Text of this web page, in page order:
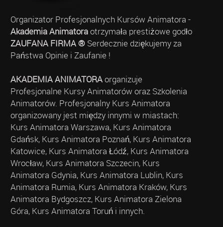
Organizator Profesjonalnych Kursów Animatora -
Akademia Animatoraotrzymała prestiżowe godło
ZAUFANA FIRMA ®Serdecznie dziękujemy za
Państwa Opinie i Zaufanie !
AKADEMIA ANIMATORAorganizuje
Profesjonalne Kursy Animatorów oraz Szkolenia
Animatorów. Profesjonalny Kurs Animatora
organizowany jest między innymi w miastach:
Kurs Animatora Warszawa, Kurs Animatora
Gdańsk, Kurs Animatora Poznań, Kurs Animatora
Katowice, Kurs Animatora Łódź, Kurs Animatora
Wrocław, Kurs Animatora Szczecin, Kurs
Animatora Gdynia, Kurs Animatora Lublin, Kurs
Animatora Rumia, Kurs Animatora Kraków, Kurs
Animatora Bydgoszcz, Kurs Animatora Zielona
Góra, Kurs Animatora Toruń i innych.